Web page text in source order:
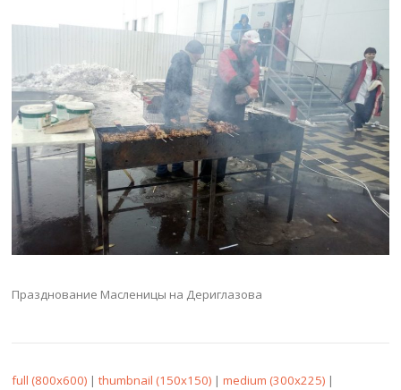
Празднование Масленицы на Дериглазова
full (800x600) |thumbnail (150x150) |medium (300x225) |